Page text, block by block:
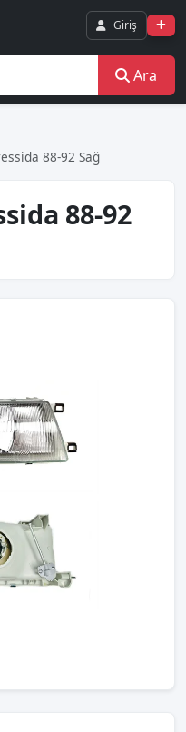
Giriş
Ara
88-92 Sağ
88-92